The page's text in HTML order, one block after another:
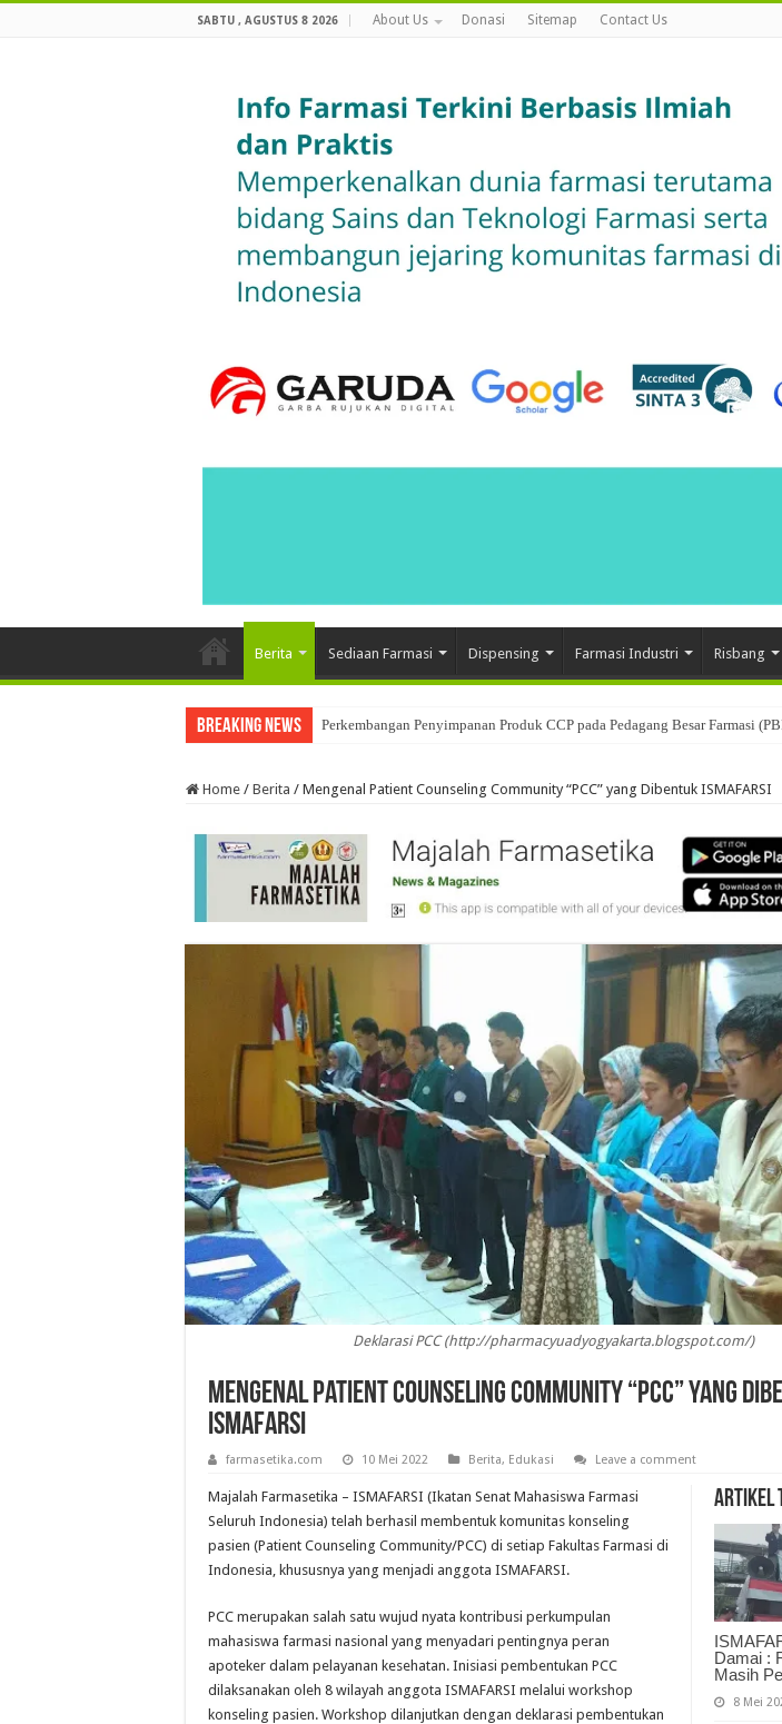
SABTU , AGUSTUS 8 2026 About Us Donasi Sitemap Contact Us
Berita Sediaan Farmasi Dispensing Farmasi Industri Risbang
Breaking News Perkembangan Penyimpanan Produk CCP pada Pedagang Besar Farmasi
Home / Berita / Mengenal Patient Counseling Community “PCC” yang Dibentuk ISMAFARSI
Deklarasi PCC (http://pharmacyuadyogyakarta.blogspot.com/)
Mengenal Patient Counseling Community “PCC” yang
ISMAFARSI
farmasetika.com 10 Mei 2022 Berita, Edukasi Leave a comment
Artikel
Damai :
Masih
8 Mei
Majalah Farmasetika – ISMAFARSI (Ikatan Senat Mahasiswa Farmasi
Seluruh Indonesia) telah berhasil membentuk komunitas konseling
pasien (Patient Counseling Community/PCC) di setiap Fakultas Farmasi di
Indonesia, khususnya yang menjadi anggota ISMAFARSI.
PCC merupakan salah satu wujud nyata kontribusi perkumpulan
mahasiswa farmasi nasional yang menyadari pentingnya peran
apoteker dalam pelayanan kesehatan. Inisiasi pembentukan PCC
dilaksanakan oleh 8 wilayah anggota ISMAFARSI melalui workshop
konseling pasien. Workshop dilanjutkan dengan deklarasi pembentukan